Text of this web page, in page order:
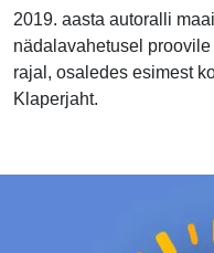
2019. aasta autoralli
nädalavahetusel
rajal, osaledes esimest
Klaperjaht.